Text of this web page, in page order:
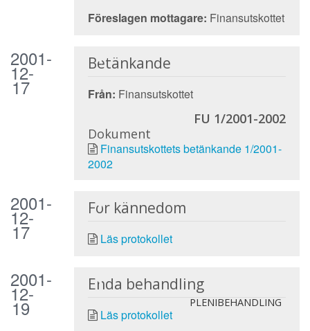
Föreslagen mottagare: Finansutskottet
2001-
12-
17
Betänkande
Från: Finansutskottet
FU 1/2001-2002
Dokument
Finansutskottets betänkande 1/2001-
2002
2001-
12-
17
För kännedom
Läs protokollet
2001-
12-
19
Enda behandling
PLENIBEHANDLING
Läs protokollet